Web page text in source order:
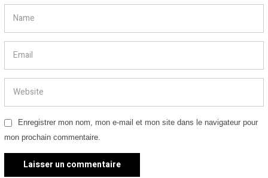
Enregistrer mon nom, mon e-mail et mon site dans le navigateur pour
mon prochain commentaire.